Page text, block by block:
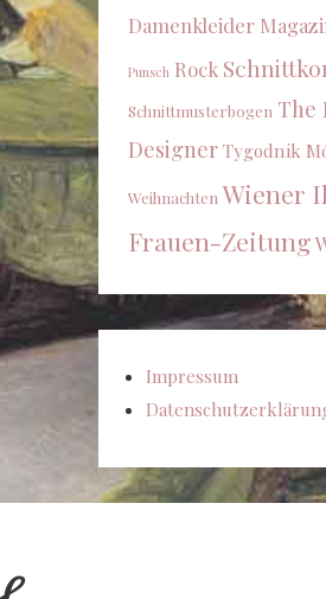
Damenkleider
Punsch Rock
Schnittmusterbogen The
Designer Tygodnik
Weihnachten Wiener
Frauen-Zeitung
Impressum